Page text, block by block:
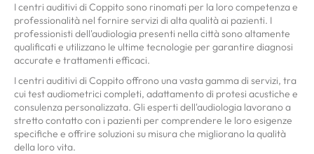
I centri auditivi di Coppito sono rinomati per la loro competenza e
professionalità nel fornire servizi di alta qualità ai pazienti. I
professionisti dell'audiologia presenti nella città sono altamente
qualificati e utilizzano le ultime tecnologie per garantire diagnosi
accurate e trattamenti efficaci.
I centri auditivi di Coppito offrono una vasta gamma di servizi, tra
cui test audiometrici completi, adattamento di protesi acustiche e
consulenza personalizzata. Gli esperti dell'audiologia lavorano a
stretto contatto con i pazienti per comprendere le loro esigenze
specifiche e offrire soluzioni su misura che migliorano la qualità
della loro vita.